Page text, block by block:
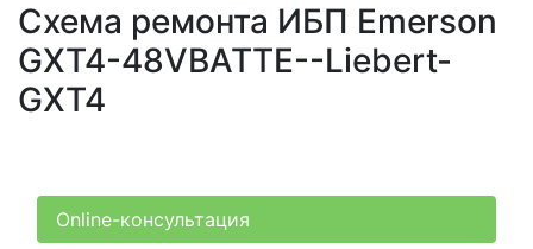
Схема ремонта ИБП Emerson
GXT4-48VBATTE--Liebert-
GXT4
Online-консультация